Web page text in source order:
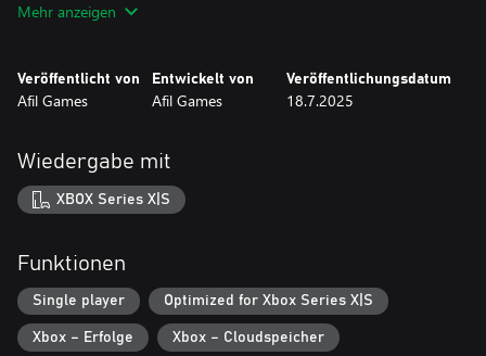
Mehr anzeigen
Veröffentlicht von
Afil Games
Entwickelt von
Afil Games
Veröffentlichungsdatum
18.7.2025
Wiedergabe mit
XBOX Series X|S
Funktionen
Single player Optimized for Xbox Series X|S
Xbox – Erfolge Xbox – Cloudspeicher